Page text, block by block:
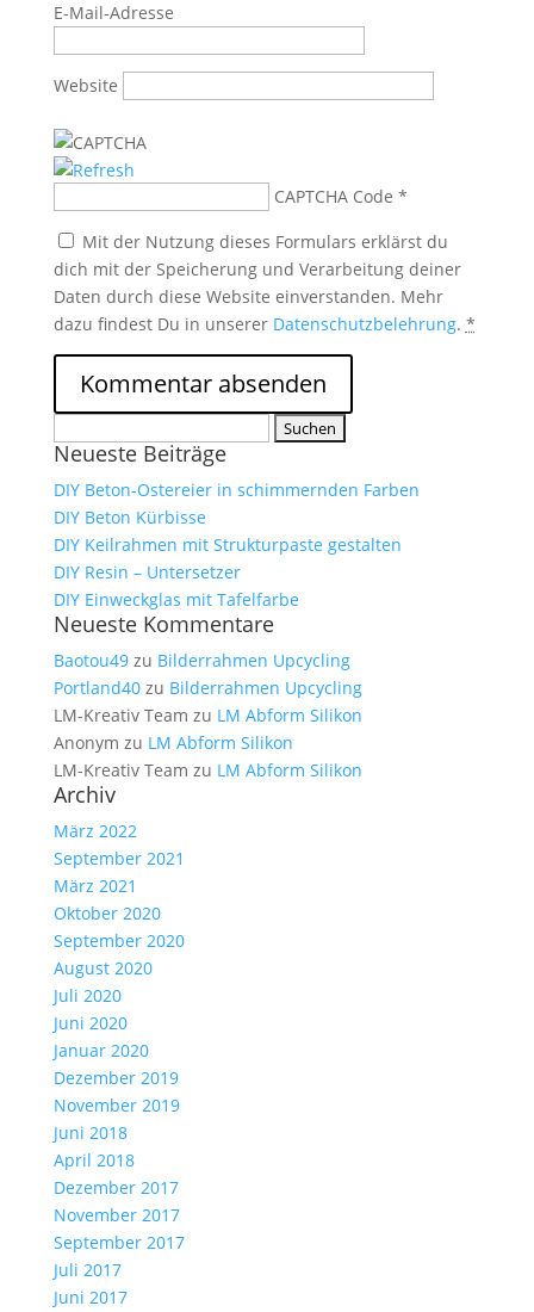
E-Mail-Adresse
Website
CAPTCHA Code *
Mit der Nutzung dieses Formulars erklärst du
dich mit der Speicherung und Verarbeitung deiner
Daten durch diese Website einverstanden. Mehr
dazu findest Du in unserer Datenschutzbelehrung. *
nach:
Neueste Beiträge
DIY Beton-Ostereier in schimmernden Farben
DIY Beton Kürbisse
DIY Keilrahmen mit Strukturpaste gestalten
DIY Resin – Untersetzer
DIY Einweckglas mit Tafelfarbe
Neueste Kommentare
Baotou49zu Bilderrahmen Upcycling
Portland40zu Bilderrahmen Upcycling
LM-Kreativ Team zu LM Abform Silikon
Anonym zu LM Abform Silikon
LM-Kreativ Team zu LM Abform Silikon
Archiv
März 2022
September 2021
März 2021
Oktober 2020
September 2020
August 2020
Juli 2020
Juni 2020
Januar 2020
Dezember 2019
November 2019
Juni 2018
April 2018
Dezember 2017
November 2017
September 2017
Juli 2017
Juni 2017